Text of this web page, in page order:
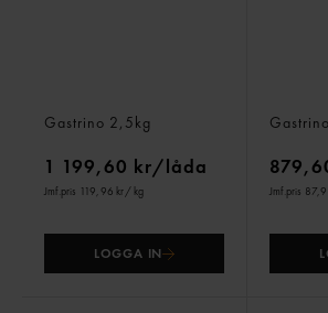
Gastrino 2,5kg
1 199,60 kr/låda
Jmf.pris 119,96 kr/ kg
LOGGA IN
Gastrino
Jmf.pris